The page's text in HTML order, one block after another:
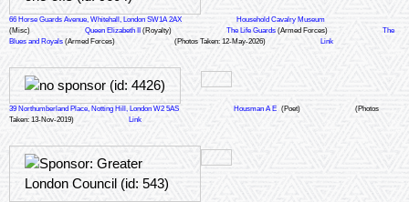
66 Horse Guards Avenue, Whitehall, London SW1A 2AX
Household Cavalry Museum
(Misc)
Queen Elizabeth II (Royalty) The Life Guards (Armed Forces)
The
Blues and Royals (Armed Forces) (Photos Taken: 12-May-2026) Link
39 Northumberland Place, Notting Hill, London W2 5AS Housman A E (Poet)
(Photos
Taken: 13-Nov-2019)
Link